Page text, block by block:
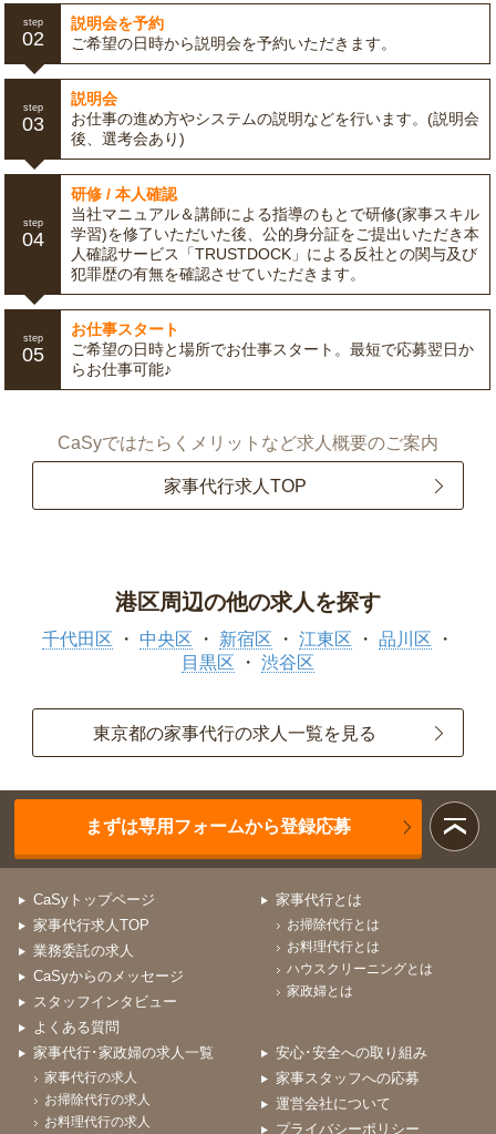
step
02
説明会を予約
ご希望の日時から説明会を予約いただきます。
step
03
説明会
お仕事の進め方やシステムの説明などを行います。(説明会
後、選考会あり)
step
04
研修 / 本人確認
当社マニュアル＆講師による指導のもとで研修(家事スキル
学習)を修了いただいた後、公的身分証をご提出いただき本
人確認サービス「TRUSTDOCK」による反社との関与及び
犯罪歴の有無を確認させていただきます。
step
05
お仕事スタート
ご希望の日時と場所でお仕事スタート。最短で応募翌日か
らお仕事可能♪
CaSyではたらくメリットなど求人概要のご案内
家事代行求人TOP
港区周辺の他の求人を探す
千代田区 中央区 新宿区 江東区
品川区
目黒区
渋谷区
東京都の家事代行の求人一覧を見る
まずは専用フォームから登録応募
CaSyトップページ
家事代行求人TOP
業務委託の求人
CaSyからのメッセージ
スタッフインタビュー
よくある質問
家事代行とは
お掃除代行とは
お料理代行とは
ハウスクリーニングとは
家政婦とは
家事代行･家政婦の求人一覧
家事代行の求人
お掃除代行の求人
お料理代行の求人
安心･安全への取り組み
家事スタッフへの応募
運営会社について
プライバシーポリシー